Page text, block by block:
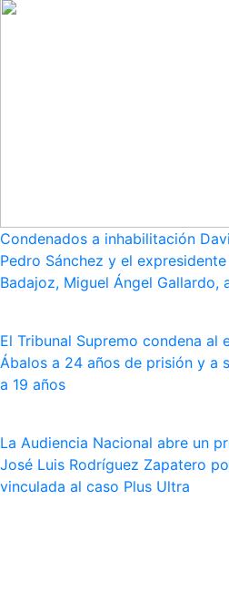
Condenados a inhabilitación
Pedro Sánchez y el
Badajoz, Miguel Ángel Gallardo,
El Tribunal Supremo condena al
Ábalos a 24 años de prisión y a
a 19 años
La Audiencia Nacional abre un
José Luis Rodríguez Zapatero
vinculada al caso Plus Ultra